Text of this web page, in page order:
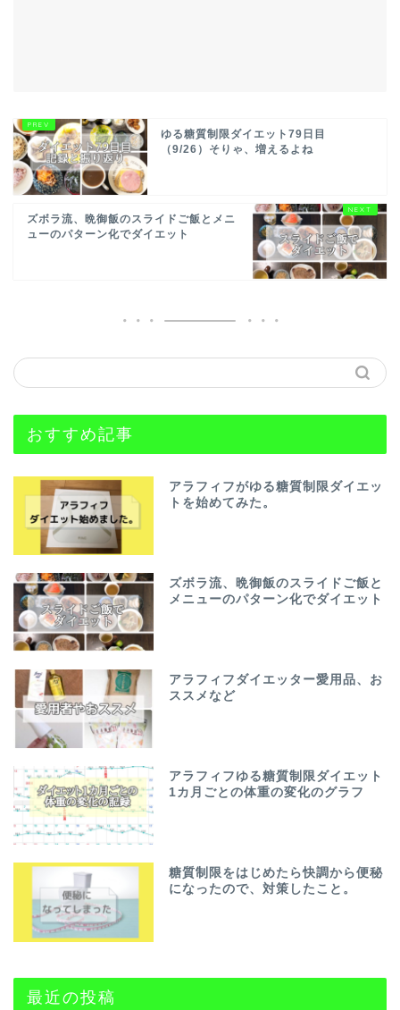
ゆる糖質制限ダイエット79日目
（9/26）そりゃ、増えるよね
ズボラ流、晩御飯のスライドご飯とメニ
ューのパターン化でダイエット
おすすめ記事
アラフィフがゆる糖質制限ダイエッ
トを始めてみた。
ズボラ流、晩御飯のスライドご飯と
メニューのパターン化でダイエット
アラフィフダイエッター愛用品、お
ススメなど
アラフィフゆる糖質制限ダイエット
1カ月ごとの体重の変化のグラフ
糖質制限をはじめたら快調から便秘
になったので、対策したこと。
最近の投稿